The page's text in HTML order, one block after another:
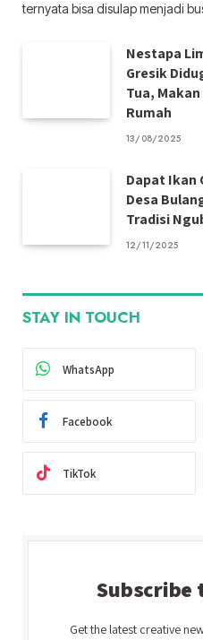
ternyata bisa disulap menjadi
Nestapa
Gresik
Tua,
Rumah
13/08/2025
Dapat Ikan
Desa
Tradisi
12/11/2025
STAY IN TOUCH
WhatsApp
Facebook
TikTok
Subscribe
Get the latest creative